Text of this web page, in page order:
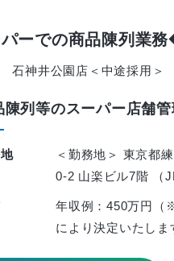
ーでの商品陳列業
石神井公園店＜中途採用＞
陳列等のスーパー店舗管
＜勤務地＞ 東京都
0-2 山楽ビル7階 （
年収例：450万円（
により決定いたし